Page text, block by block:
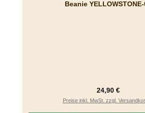
Beanie
Regulärer Preis:
24,90 €
Preise inkl. MwSt. zzgl.